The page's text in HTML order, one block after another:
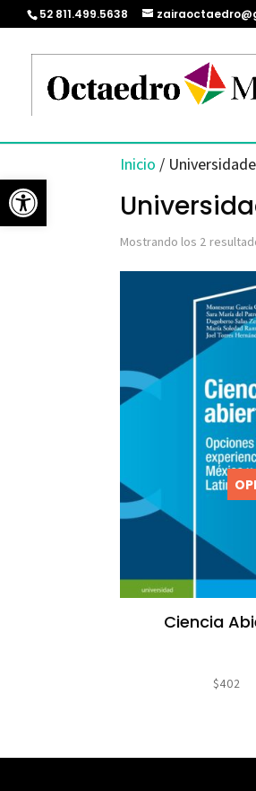
Abrir barra de herramientas
52 811.499.5638
Inicio /
Mostrando los 2
Ciencia
$402